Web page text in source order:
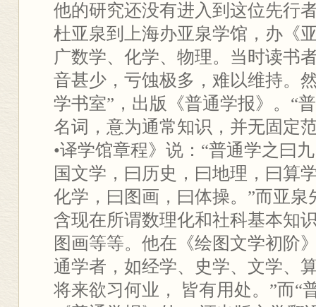
他的研究还没有进入到这位先行
杜亚泉到上海办亚泉学馆，办《
广数学、化学、物理。当时读书
音甚少，亏蚀极多，难以维持。
学书室”，出版《普通学报》。“
名词，意为通常知识，并无固定
•译学馆章程》说：“普通学之曰
国文学，曰历史，曰地理，曰算
化学，曰图画，曰体操。”而亚泉
含现在所谓数理化和社科基本知
图画等等。他在《绘图文学初阶
通学者，如经学、史学、文学、
将来欲习何业， 皆有用处。”而“